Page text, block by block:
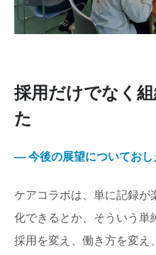
採用だけでなく
た
― 今後の展望についておし
ケアコラボは、単に記録が
化できるとか、そういう単
採用を変え、働き方を変え